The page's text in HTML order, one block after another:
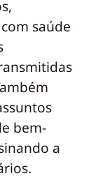
saúde
bem-
a